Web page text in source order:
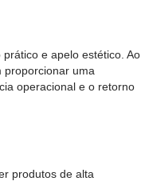
e apelo estético. Ao
proporcionar uma
operacional e o retorno
produtos de alta